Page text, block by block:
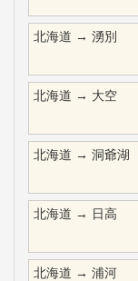
北海道 → 湧別
北海道 → 大空
北海道 → 洞爺湖
北海道 → 日高
北海道 → 浦河